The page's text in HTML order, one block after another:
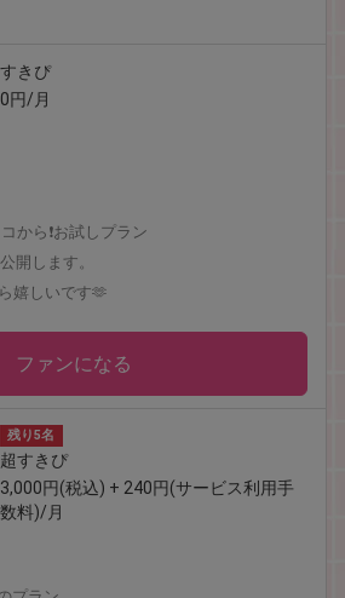
すきぴ
0円/月
から❗️お試しプラン
開します。
嬉しいです🫶
ファンになる
残り5名
超すきぴ
3,000円(税込) + 240円(サービス利用手
数料)/月